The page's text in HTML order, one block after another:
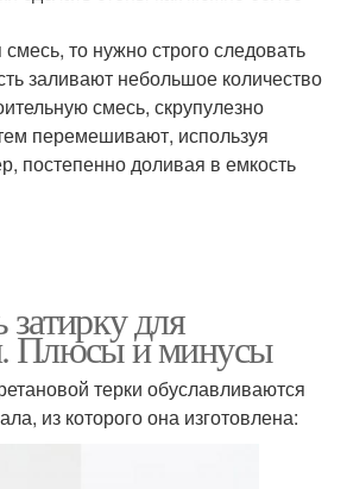
то нужно строго следовать
заливают небольшое количество
смесь, скрупулезно
перемешивают, используя
постепенно доливая в емкость
для
Плюсы и минусы
терки обуславливаются
из которого она изготовлена: